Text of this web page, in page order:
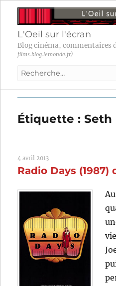
L'Oeil sur l'écran
Blog cinéma, commentaires
films.blog.lemonde.fr)
Recherche
:
Étiquette :Seth
4 avril 2013
Radio Days